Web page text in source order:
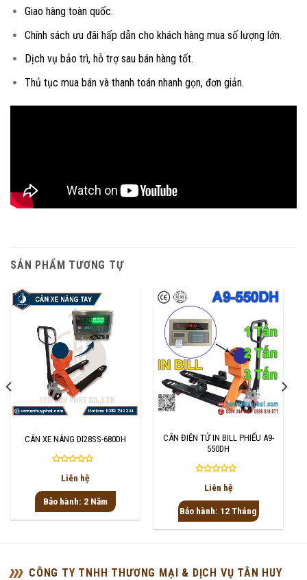
Giao hàng toàn quốc.
Chính sách ưu đãi hấp dẫn cho khách hàng mua số lượng lớn.
Dịch vụ bảo trì, hỗ trợ sau bán hàng tốt.
Thủ tục mua bán và thanh toán nhanh gọn, đơn giản.
SẢN PHẨM TƯƠNG TỰ
CÂN XE NÂNG DI28SS-680DH
Được
hạng
0
5
Liên hệ
Bảo hành: 2 Năm
CÂN ĐIỆN TỬ IN BILL PHIẾU A9-
550DH
Được
hạng
0
5
Liên hệ
Bảo hành: 12 Tháng
CÔNG TY TNHH THƯƠNG MẠI & DỊCH VỤ TÂN HUY